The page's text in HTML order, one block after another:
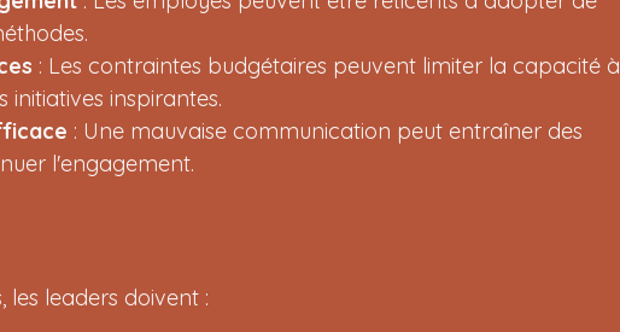
: Les contraintes budgétaires peuvent limiter la capacité à
inspirantes.
: Une mauvaise communication peut entraîner des
l'engagement.
les leaders doivent :